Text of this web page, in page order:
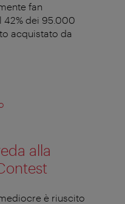
fan
42% dei 95.000
acquistato da
alla
è riuscito